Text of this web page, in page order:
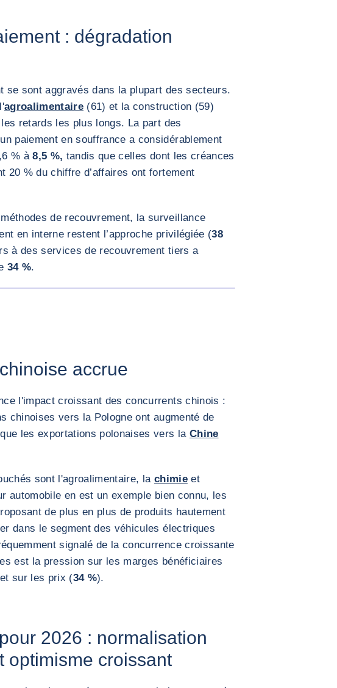
: dégradation
se sont aggravés dans la plupart des secteurs.
agroalimentaire (61) et la construction (59)
retards les plus longs. La part des
paiement en souffrance a considérablement
% à8,5 %, tandis que celles dont les créances
20 % du chiffre d’affaires ont fortement
de recouvrement, la surveillance
en interne restent l’approche privilégiée (38
à des services de recouvrement tiers a
34 %.
accrue
l'impact croissant des concurrents chinois :
chinoises vers la Pologne ont augmenté de
les exportations polonaises vers la Chine
sont l'agroalimentaire, la chimieet
automobile en est un exemple bien connu, les
de plus en plus de produits hautement
dans le segment des véhicules électriques
signalé de la concurrence croissante
est la pression sur les marges bénéficiaires
sur les prix (34 %).
2026 : normalisation
optimisme croissant